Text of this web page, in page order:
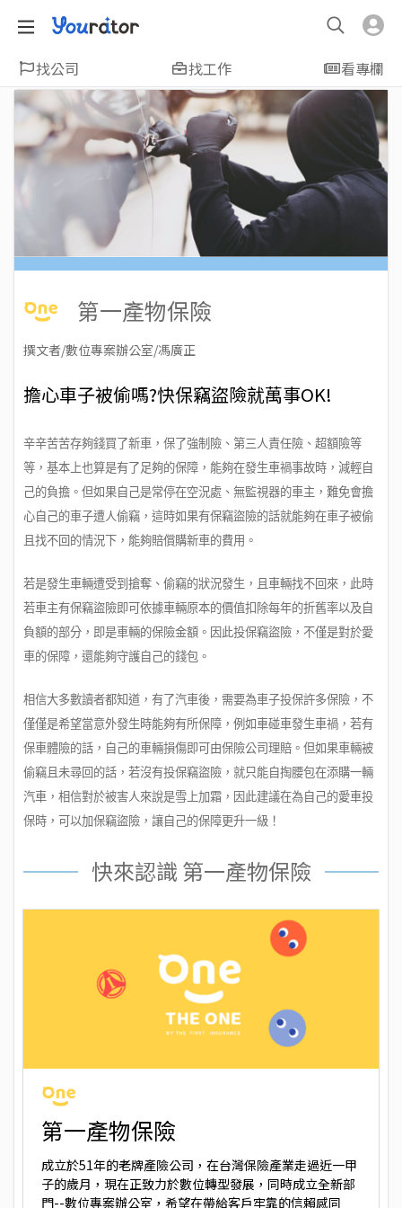
找公司 找工作 看專欄
第一產物保險
撰文者/數位專案辦公室/馮廣正
擔心車子被偷嗎?快保竊盜險就萬事OK!
辛辛苦苦存夠錢買了新車，保了強制險、第三人責任險、超額險等
等，基本上也算是有了足夠的保障，能夠在發生車禍事故時，減輕自
己的負擔。但如果自己是常停在空況處、無監視器的車主，難免會擔
心自己的車子遭人偷竊，這時如果有保竊盜險的話就能夠在車子被偷
且找不回的情況下，能夠賠償購新車的費用。
若是發生車輛遭受到搶奪、偷竊的狀況發生，且車輛找不回來，此時
若車主有保竊盜險即可依據車輛原本的價值扣除每年的折舊率以及自
負額的部分，即是車輛的保險金額。因此投保竊盜險，不僅是對於愛
車的保障，還能夠守護自己的錢包。
相信大多數讀者都知道，有了汽車後，需要為車子投保許多保險，不
僅僅是希望當意外發生時能夠有所保障，例如車碰車發生車禍，若有
保車體險的話，自己的車輛損傷即可由保險公司理賠。但如果車輛被
偷竊且未尋回的話，若沒有投保竊盜險，就只能自掏腰包在添購一輛
汽車，相信對於被害人來說是雪上加霜，因此建議在為自己的愛車投
保時，可以加保竊盜險，讓自己的保障更升一級！
快來認識 第一產物保險
第一產物保險
成立於51年的老牌產險公司，在台灣保險產業走過近一甲
子的歲月，現在正致力於數位轉型發展，同時成立全新部
門--數位專案辦公室，希望在帶給客戶牢靠的信賴感同